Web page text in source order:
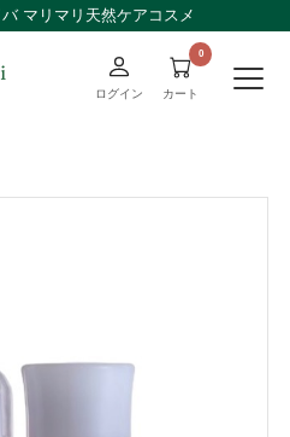
マリマリ天然ケアコスメ
ログイン カート